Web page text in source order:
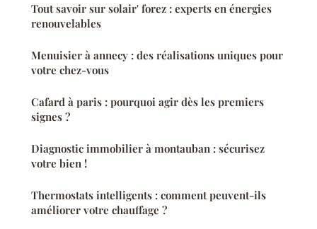
Tout savoir sur solair' forez : experts en énergies
renouvelables
Menuisier à annecy : des réalisations uniques pour
votre chez-vous
Cafard à paris : pourquoi agir dès les premiers
signes ?
Diagnostic immobilier à montauban : sécurisez
votre bien !
Thermostats intelligents : comment peuvent-ils
améliorer votre chauffage ?